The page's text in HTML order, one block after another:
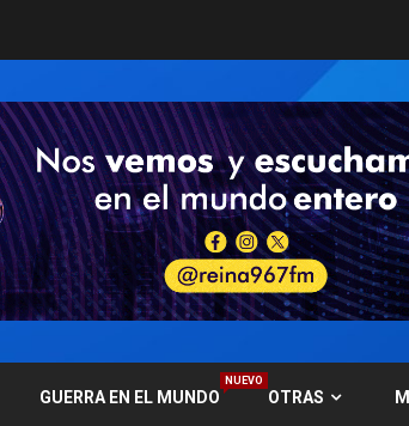
GUERRA EN EL MUNDO
NUEVO
OTRAS
1
2